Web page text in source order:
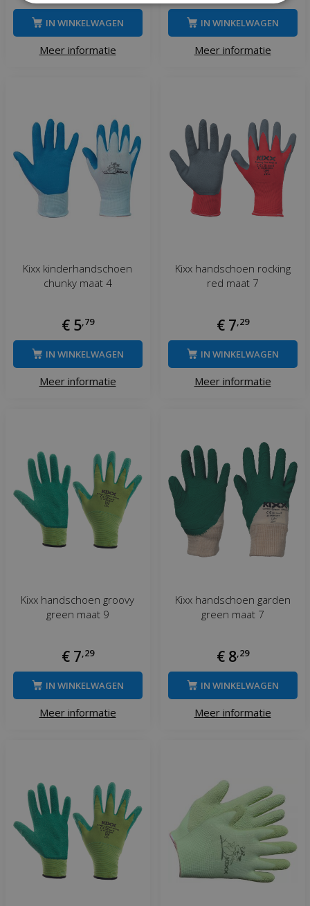
Meer informatie
IN WINKELWAGEN
Meer informatie
IN WINKELWAGEN
Kixx kinderhandschoen
chunky maat 4
€ 5 79
Meer informatie
IN WINKELWAGEN
Kixx handschoen rocking
red maat 7
€ 7 29
Meer informatie
IN WINKELWAGEN
Kixx handschoen groovy
green maat 9
€ 7 29
Meer informatie
IN WINKELWAGEN
Kixx handschoen garden
green maat 7
€ 8 29
Meer informatie
IN WINKELWAGEN